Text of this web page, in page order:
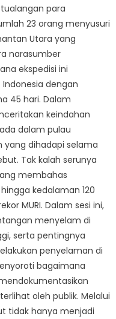
para
23 orang menyusuri
Utara yang
narasumber
ekspedisi ini
dengan
45 hari. Dalam
keindahan
dalam pulau
yang dihadapi selama
Tak kalah serunya
membahas
kedalaman 120
MURI. Dalam sesi ini,
menyelam di
serta pentingnya
penyelaman di
bagaimana
oleh publik. Melalui
tidak hanya menjadi